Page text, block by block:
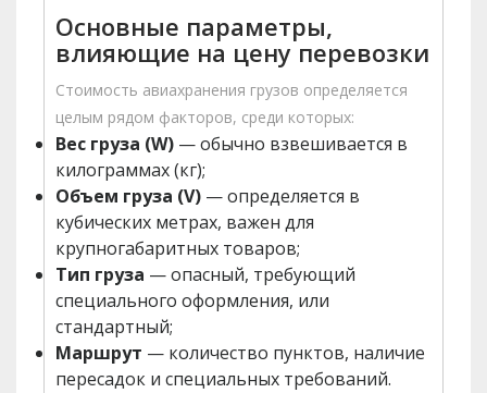
Основные параметры,
влияющие на цену перевозки
Стоимость авиахранения грузов определяется
целым рядом факторов, среди которых:
Вес груза (W) — обычно взвешивается в
килограммах (кг);
Объем груза (V) — определяется в
кубических метрах, важен для
крупногабаритных товаров;
Тип груза — опасный, требующий
специального оформления, или
стандартный;
Маршрут — количество пунктов, наличие
пересадок и специальных требований.